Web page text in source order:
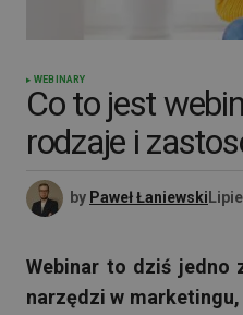
WEBINARY
Co to jest
rodzaje i
by Paweł Łaniewski
Webinar to dziś jedno
narzędzi w